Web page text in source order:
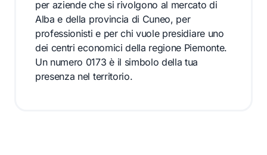
per aziende che si rivolgono al mercato di
Alba e della provincia di Cuneo, per
professionisti e per chi vuole presidiare uno
dei centri economici della regione Piemonte.
Un numero 0173 è il simbolo della tua
presenza nel territorio.